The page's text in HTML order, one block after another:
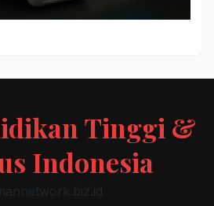
Tinggi &
Indonesia